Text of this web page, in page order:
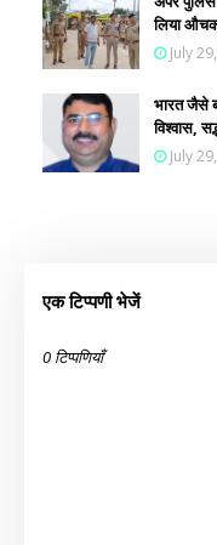
लिया
July
भारत जैसे
विश्वास,
July
एक टिप्पणी भेजें
0 टिप्पणियाँ